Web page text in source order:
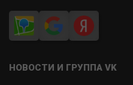
НОВОСТИ И ГРУППА VK